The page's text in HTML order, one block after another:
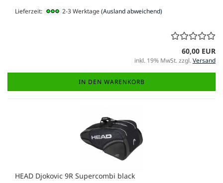
Lieferzeit: 2-3 Werktage(Ausland abweichend)
60,00 EUR
inkl. 19% MwSt. zzgl.Versand
IN DEN WARENKORB
HEAD Djokovic 9R Supercombi black